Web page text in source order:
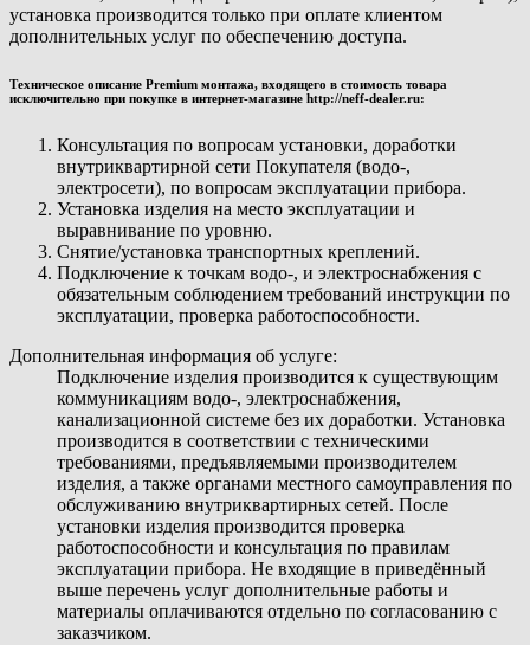
установка производится только при оплате клиентом
дополнительных услуг по обеспечению доступа.
Техническое описание Premium монтажа, входящего в стоимость товара
исключительно при покупке в интернет-магазине http://neff-dealer.ru:
Консультация по вопросам установки, доработки
внутриквартирной сети Покупателя (водо-,
электросети), по вопросам эксплуатации прибора.
Установка изделия на место эксплуатации и
выравнивание по уровню.
Снятие/установка транспортных креплений.
Подключение к точкам водо-, и электроснабжения с
обязательным соблюдением требований инструкции по
эксплуатации, проверка работоспособности.
Дополнительная информация об услуге:
Подключение изделия производится к существующим
коммуникациям водо-, электроснабжения,
канализационной системе без их доработки. Установка
производится в соответствии с техническими
требованиями, предъявляемыми производителем
изделия, а также органами местного самоуправления по
обслуживанию внутриквартирных сетей. После
установки изделия производится проверка
работоспособности и консультация по правилам
эксплуатации прибора. Не входящие в приведённый
выше перечень услуг дополнительные работы и
материалы оплачиваются отдельно по согласованию с
заказчиком.